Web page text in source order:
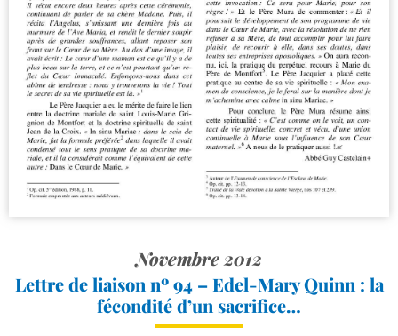
Novembre 2012
Lettre de liaison nº 94 – Edel-​Mary Quinn : la
fécondité d’un sacrifice…